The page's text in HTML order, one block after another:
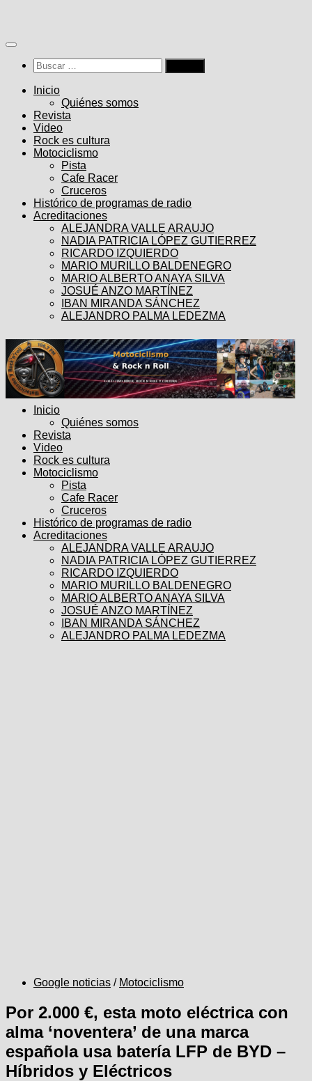
contenido
Buscar:
Inicio
Quiénes somos
Revista
Video
Rock es cultura
Motociclismo
Pista
Cafe Racer
Cruceros
Histórico de programas de radio
Acreditaciones
ALEJANDRA VALLE ARAUJO
NADIA PATRICIA LÓPEZ GUTIERREZ
RICARDO IZQUIERDO
MARIO MURILLO BALDENEGRO
MARIO ALBERTO ANAYA SILVA
JOSUÉ ANZO MARTÍNEZ
IBAN MIRANDA SÁNCHEZ
ALEJANDRO PALMA LEDEZMA
Inicio
Quiénes somos
Revista
Video
Rock es cultura
Motociclismo
Pista
Cafe Racer
Cruceros
Histórico de programas de radio
Acreditaciones
ALEJANDRA VALLE ARAUJO
NADIA PATRICIA LÓPEZ GUTIERREZ
RICARDO IZQUIERDO
MARIO MURILLO BALDENEGRO
MARIO ALBERTO ANAYA SILVA
JOSUÉ ANZO MARTÍNEZ
IBAN MIRANDA SÁNCHEZ
ALEJANDRO PALMA LEDEZMA
Google noticias / Motociclismo
Por 2.000 €, esta moto eléctrica con
alma ‘noventera’ de una marca
española usa batería LFP de BYD –
Híbridos y Eléctricos